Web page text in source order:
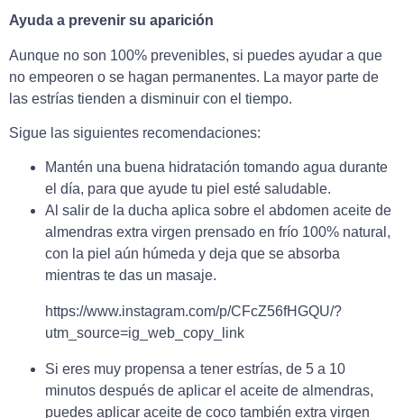
Ayuda a prevenir su aparición
Aunque no son 100% prevenibles, si puedes ayudar a que
no empeoren o se hagan permanentes. La mayor parte de
las estrías tienden a disminuir con el tiempo.
Sigue las siguientes recomendaciones:
Mantén una buena hidratación tomando agua durante
el día, para que ayude tu piel esté saludable.
Al salir de la ducha aplica sobre el abdomen aceite de
almendras extra virgen prensado en frío 100% natural,
con la piel aún húmeda y deja que se absorba
mientras te das un masaje.
https://www.instagram.com/p/CFcZ56fHGQU/?
utm_source=ig_web_copy_link
Si eres muy propensa a tener estrías, de 5 a 10
minutos después de aplicar el aceite de almendras,
puedes aplicar aceite de coco también extra virgen